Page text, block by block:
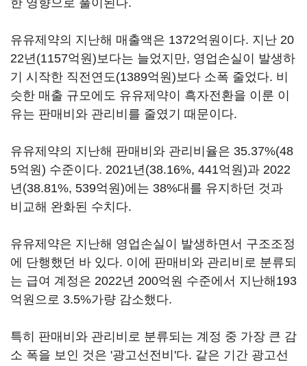
한 영향으로 풀이된다.
유유제약의 지난해 매출액은 1372억원이다. 지난 20
22년(1157억원)보다는 늘었지만, 영업손실이 발생하
기 시작한 직전연도(1389억원)보다 소폭 줄었다. 비
슷한 매출 규모에도 유유제약이 흑자전환을 이룬 이
유는 판매비와 관리비를 줄였기 때문이다.
유유제약의 지난해 판매비와 관리비율은 35.37%(48
5억원) 수준이다. 2021년(38.16%, 441억원)과 2022
년(38.81%, 539억원)에는 38%대를 유지하던 것과
비교해 완화된 수치다.
유유제약은 지난해 영업손실이 발생하면서 구조조정
에 단행했던 바 있다. 이에 판매비와 관리비로 분류되
는 급여 계정은 2022년 200억원 수준에서 지난해193
억원으로 3.5%가량 감소했다.
특히 판매비와 관리비로 분류되는 계정 중 가장 큰 감
소 폭을 보인 것은 '광고선전비'다. 같은 기간 광고선